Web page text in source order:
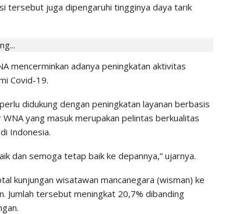
tersebut juga dipengaruhi tingginya daya tarik
mencerminkan adanya peningkatan aktivitas
Covid-19.
didukung dengan peningkatan layanan berbasis
yang masuk merupakan pelintas berkualitas
Indonesia.
dan semoga tetap baik ke depannya,” ujarnya.
kunjungan wisatawan mancanegara (wisman) ke
Jumlah tersebut meningkat 20,7% dibanding